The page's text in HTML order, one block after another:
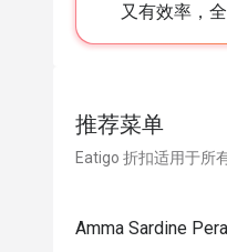
又有效率，
推荐菜单
Eatigo 折扣适用于所
Amma Sardine